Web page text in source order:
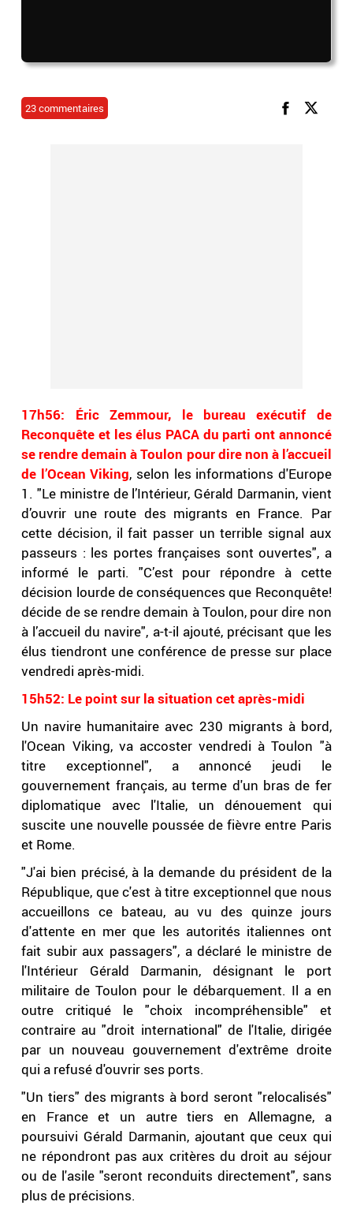
23 commentaires
17h56: Éric Zemmour, le bureau exécutif de
Reconquête et les élus PACA du parti ont annoncé
se rendre demain à Toulon pour dire non à l’accueil
de l’Ocean Viking, selon les informations d'Europe
1. "Le ministre de l’Intérieur, Gérald Darmanin, vient
d’ouvrir une route des migrants en France. Par
cette décision, il fait passer un terrible signal aux
passeurs : les portes françaises sont ouvertes", a
informé le parti. "C’est pour répondre à cette
décision lourde de conséquences que Reconquête!
décide de se rendre demain à Toulon, pour dire non
à l’accueil du navire", a-t-il ajouté, précisant que les
élus tiendront une conférence de presse sur place
vendredi après-midi.
15h52: Le point sur la situation cet après-midi
Un navire humanitaire avec 230 migrants à bord,
l'Ocean Viking, va accoster vendredi à Toulon "à
titre exceptionnel", a annoncé jeudi le
gouvernement français, au terme d'un bras de fer
diplomatique avec l'Italie, un dénouement qui
suscite une nouvelle poussée de fièvre entre Paris
et Rome.
"J'ai bien précisé, à la demande du président de la
République, que c'est à titre exceptionnel que nous
accueillons ce bateau, au vu des quinze jours
d'attente en mer que les autorités italiennes ont
fait subir aux passagers", a déclaré le ministre de
l'Intérieur Gérald Darmanin, désignant le port
militaire de Toulon pour le débarquement. Il a en
outre critiqué le "choix incompréhensible" et
contraire au "droit international" de l'Italie, dirigée
par un nouveau gouvernement d'extrême droite
qui a refusé d'ouvrir ses ports.
"Un tiers" des migrants à bord seront "relocalisés"
en France et un autre tiers en Allemagne, a
poursuivi Gérald Darmanin, ajoutant que ceux qui
ne répondront pas aux critères du droit au séjour
ou de l'asile "seront reconduits directement", sans
plus de précisions.